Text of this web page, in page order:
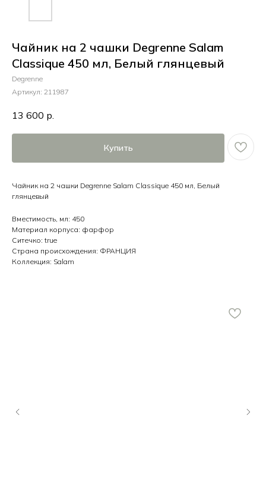
Чайник на 2 чашки Degrenne Salam
Classique 450 мл, Белый глянцевый
Degrenne
Артикул: 211987
13 600 р.
Купить
Чайник на 2 чашки Degrenne Salam Classique 450 мл, Белый
глянцевый
Вместимость, мл: 450
Материал корпуса: фарфор
Ситечко: true
Страна происхождения: ФРАНЦИЯ
Коллекция: Salam